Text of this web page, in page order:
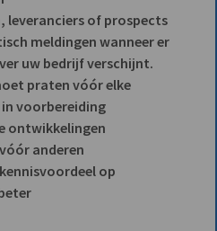
leveranciers of prospects
meldingen wanneer er
uw bedrijf verschijnt.
praten vóór elke
voorbereiding
ontwikkelingen
anderen
op